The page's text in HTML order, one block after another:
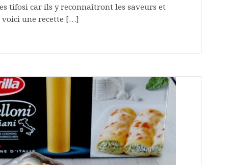
tifosi car ils y reconnaîtront les saveurs et
voici une recette […]